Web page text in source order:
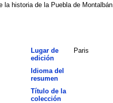
la historia de la Puebla de Montalbán.
Lugar de
edición
Paris
Idioma del
resumen
Título de la
colección